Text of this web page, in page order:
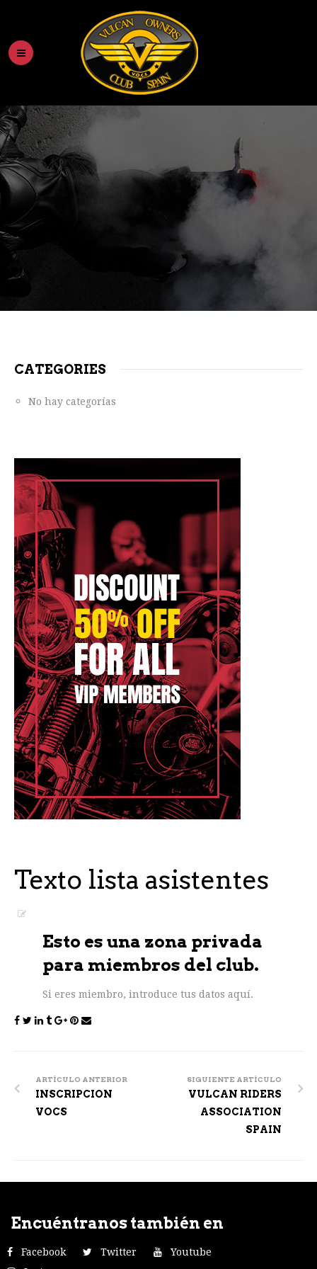
CATEGORIES
No hay categorías
Texto lista asistentes
Esto es una zona privada
para miembros del club.
Si eres miembro, introduce tus datos aquí.
navigation
ARTÍCULO ANTERIOR
INSCRIPCION
VOCS
SIGUIENTE ARTÍCULO
VULCAN RIDERS
ASSOCIATION
SPAIN
Encuéntranos también en
Facebook Twitter
Youtube